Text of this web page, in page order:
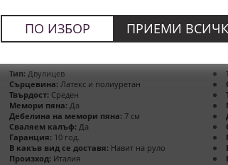
ПО ИЗБОР ПРИЕМИ
размери в см. / цена
82x190 - 695,36 € 451,98 €
Тип:Двулицев
Сърцевина: Латекс и полиуретан
Твърдост: Среден
Мемори пяна: Да
Дебелина на мемори пяна: 7 см
Сваляем калъф: Да
Гаранция: 10 год.
В какъв вид се доставя: Навит на руло
Произход: Италия